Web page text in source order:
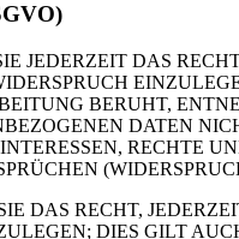
JEDERZEIT DAS
BERUHT,
DATEN
RECHTE
DAS RECHT,
DIES GILT